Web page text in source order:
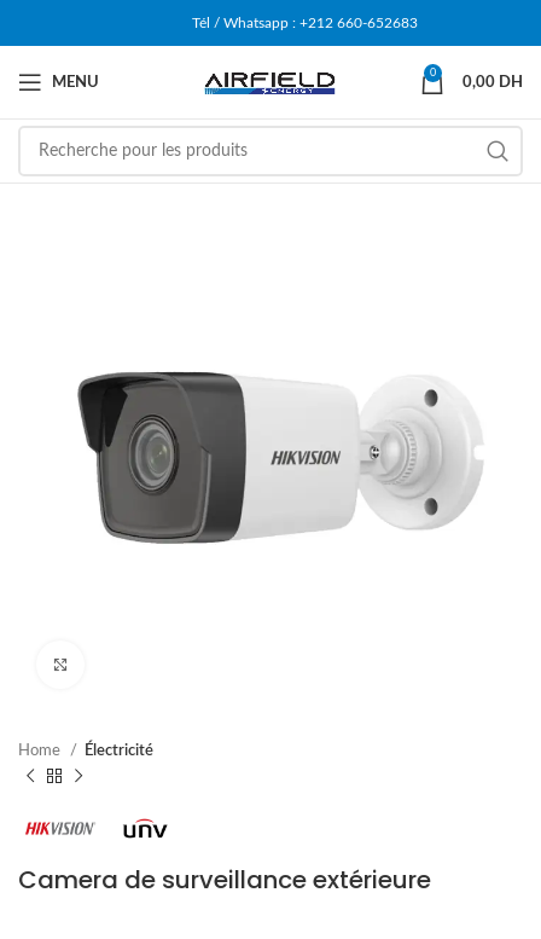
Tél / Whatsapp : +212 660-652683
MENU
0
0,00 DH
Home Électricité
Camera de surveillance extérieure